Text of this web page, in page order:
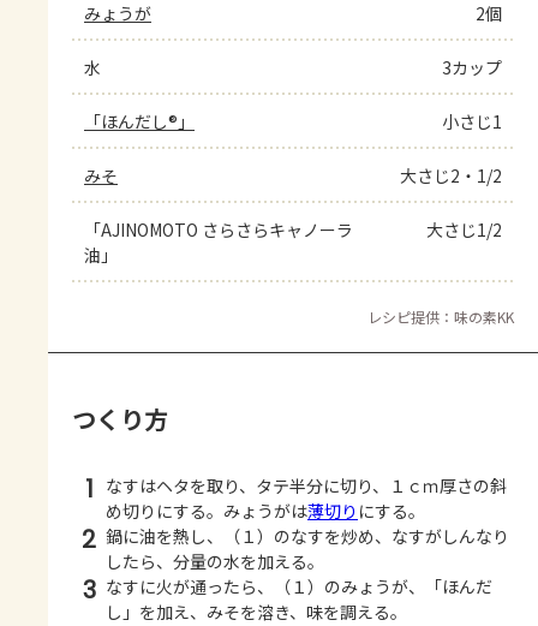
みょうが 2個
水 3カップ
「ほんだし®」 小さじ1
みそ 大さじ2・1/2
「AJINOMOTO さらさらキャノーラ
油」
大さじ1/2
レシピ提供：味の素KK
つくり方
1 なすはヘタを取り、タテ半分に切り、１ｃｍ厚さの斜
め切りにする。みょうがは薄切り にする。
2 鍋に油を熱し、（１）のなすを炒め、なすがしんなり
したら、分量の水を加える。
3 なすに火が通ったら、（１）のみょうが、「ほんだ
し」を加え、みそを溶き、味を調える。